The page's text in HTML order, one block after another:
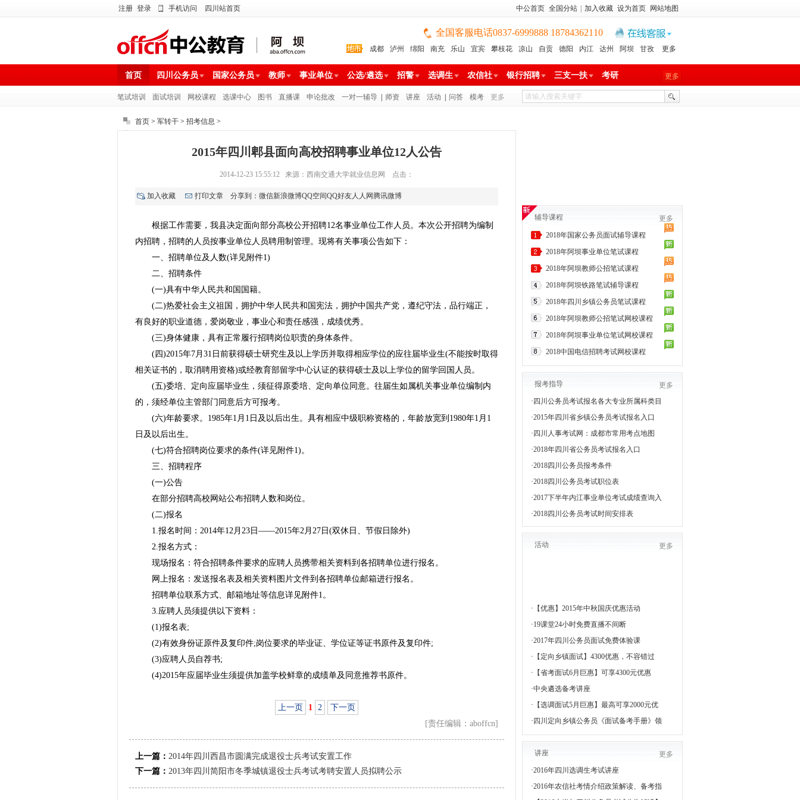
注册 登录 手机访问 四川站首页 中公首页 全国分站 加入收藏 设为首页 网站地图
全国客服电话0837-6999888 18784362110
成都 泸州 绵阳 南充 乐山 宜宾 攀枝花 凉山 自贡 德阳 内江 达州 阿坝 甘孜
更多
首页 四川公务员 国家公务员 教师 事业单位 公选/遴选 招警 选调生 农信社 银行招聘 三支一扶 更多
考研
笔试培训 面试培训 网校课程 选课中心 图书 直播课 申论批改 一对一辅导 师资 讲座 活动 问答 模考 更多
首页 > 军转干 > 招考信息 >
2015年四川郫县面向高校招聘事业单位12人公告
2014-12-23 15:55:12 来源：西南交通大学就业信息网 点击：
加入收藏 打印文章 分享到： 微信新浪微博QQ空间QQ好友人人网 腾讯微博
根据工作需要，我县决定面向部分高校公开招聘12名事业单位工作人员。本次公开招聘为编制
内招聘，招聘的人员按事业单位人员聘用制管理。现将有关事项公告如下：
一、招聘单位及人数(详见附件1)
二、招聘条件
(一)具有中华人民共和国国籍。
(二)热爱社会主义祖国，拥护中华人民共和国宪法，拥护中国共产党，遵纪守法，品行端正，
有良好的职业道德，爱岗敬业，事业心和责任感强，成绩优秀。
(三)身体健康，具有正常履行招聘岗位职责的身体条件。
(四)2015年7月31日前获得硕士研究生及以上学历并取得相应学位的应往届毕业生(不能按时取得
相关证书的，取消聘用资格)或经教育部留学中心认证的获得硕士及以上学位的留学回国人员。
(五)委培、定向应届毕业生，须征得原委培、定向单位同意。往届生如属机关事业单位编制内
的，须经单位主管部门同意后方可报考。
(六)年龄要求。1985年1月1日及以后出生。具有相应中级职称资格的，年龄放宽到1980年1月1
日及以后出生。
(七)符合招聘岗位要求的条件(详见附件1)。
三、招聘程序
(一)公告
在部分招聘高校网站公布招聘人数和岗位。
(二)报名
1.报名时间：2014年12月23日——2015年2月27日(双休日、节假日除外)
2.报名方式：
现场报名：符合招聘条件要求的应聘人员携带相关资料到各招聘单位进行报名。
网上报名：发送报名表及相关资料图片文件到各招聘单位邮箱进行报名。
招聘单位联系方式、邮箱地址等信息详见附件1。
3.应聘人员须提供以下资料：
(1)报名表;
(2)有效身份证原件及复印件;岗位要求的毕业证、学位证等证书原件及复印件;
(3)应聘人员自荐书;
(4)2015年应届毕业生须提供加盖学校鲜章的成绩单及同意推荐书原件。
上一页 1 2
下一页
[责任编辑：aboffcn]
上一篇： 2014年四川西昌市圆满完成退役士兵考试安置工作
下一篇： 2013年四川简阳市冬季城镇退役士兵考试考聘安置人员拟聘公示
辅导课程
更多
2018年国家公务员面试辅导课程
2018年阿坝事业单位笔试课程
2018年阿坝教师公招笔试课程
2018年阿坝铁路笔试辅导课程
2018年四川乡镇公务员笔试课程
2018年阿坝教师公招笔试网校课程
2018年阿坝事业单位笔试网校课程
2018中国电信招聘考试网校课程
报考指导
更多
· 四川公务员考试报名各大专业所属科类目
·2015年四川省乡镇公务员考试报名入口
· 四川人事考试网：成都市常用考点地图
·2018年四川省公务员考试报名入口
·2018四川公务员报考条件
·2018四川公务员考试职位表
·2017下半年内江事业单位考试成绩查询入
·2018四川公务员考试时间安排表
活动 更多
· 【优惠】2015年中秋国庆优惠活动
·19课堂24小时免费直播不间断
·2017年四川公务员面试免费体验课
· 【定向乡镇面试】4300优惠，不容错过
· 【省考面试6月巨惠】可享4300元优惠
·中央遴选备考讲座
· 【选调面试5月巨惠】最高可享2000元优
· 四川定向乡镇公务员《面试备考手册》领
讲座
更多
·2016年四川选调生考试讲座
·2016年农信社考情介绍政策解读、备考指